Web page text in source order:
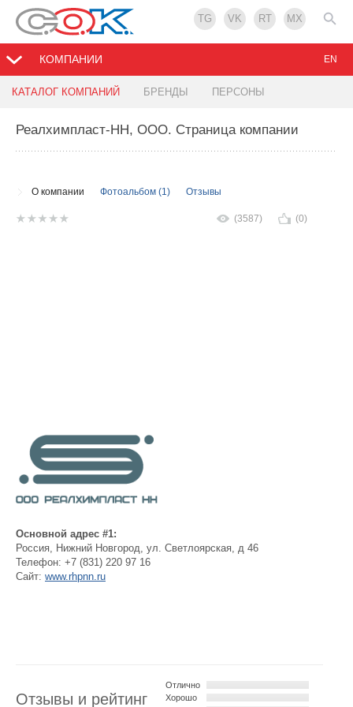
TG VK RT MX
КОМПАНИИ
КАТАЛОГ КОМПАНИЙ БРЕНДЫ ПЕРСОНЫ
EN
Реалхимпласт-НН, ООО. Страница компании
О компании Фотоальбом (1) Отзывы
(3587) (0)
Основной адрес #1:
Россия, Нижний Новгород, ул. Светлоярская, д 46
Телефон: +7 (831) 220 97 16
Сайт: www.rhpnn.ru
Отлично
Хорошо
Отзывы и рейтинг